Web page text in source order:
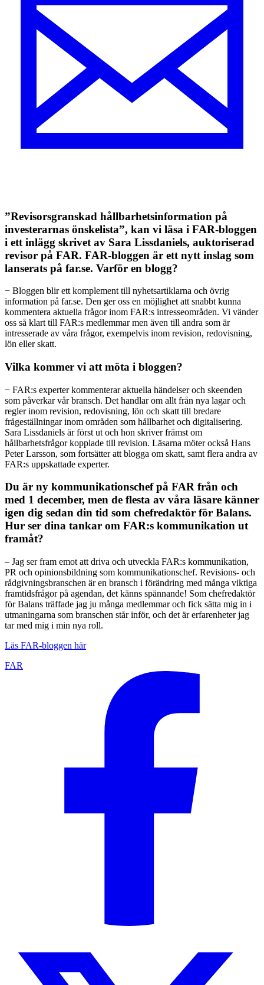
”Revisorsgranskad hållbarhetsinformation på
investerarnas önskelista”, kan vi läsa i FAR-bloggen
i ett inlägg skrivet av Sara Lissdaniels, auktoriserad
revisor på FAR. FAR-bloggen är ett nytt inslag som
lanserats på far.se. Varför en blogg?
− Bloggen blir ett komplement till nyhetsartiklarna och övrig
information på far.se. Den ger oss en möjlighet att snabbt kunna
kommentera aktuella frågor inom FAR:s intresseområden. Vi vänder
oss så klart till FAR:s medlemmar men även till andra som är
intresserade av våra frågor, exempelvis inom revision, redovisning,
lön eller skatt.
Vilka kommer vi att möta i bloggen?
− FAR:s experter kommenterar aktuella händelser och skeenden
som påverkar vår bransch. Det handlar om allt från nya lagar och
regler inom revision, redovisning, lön och skatt till bredare
frågeställningar inom områden som hållbarhet och digitalisering.
Sara Lissdaniels är först ut och hon skriver främst om
hållbarhetsfrågor kopplade till revision. Läsarna möter också Hans
Peter Larsson, som fortsätter att blogga om skatt, samt flera andra av
FAR:s uppskattade experter.
Du är ny kommunikationschef på FAR från och
med 1 december, men de flesta av våra läsare känner
igen dig sedan din tid som chefredaktör för Balans.
Hur ser dina tankar om FAR:s kommunikation ut
framåt?
– Jag ser fram emot att driva och utveckla FAR:s kommunikation,
PR och opinionsbildning som kommunikationschef. Revisions- och
rådgivningsbranschen är en bransch i förändring med många viktiga
framtidsfrågor på agendan, det känns spännande! Som chefredaktör
för Balans träffade jag ju många medlemmar och fick sätta mig in i
utmaningarna som branschen står inför, och det är erfarenheter jag
tar med mig i min nya roll.
Läs FAR-bloggen här
FAR